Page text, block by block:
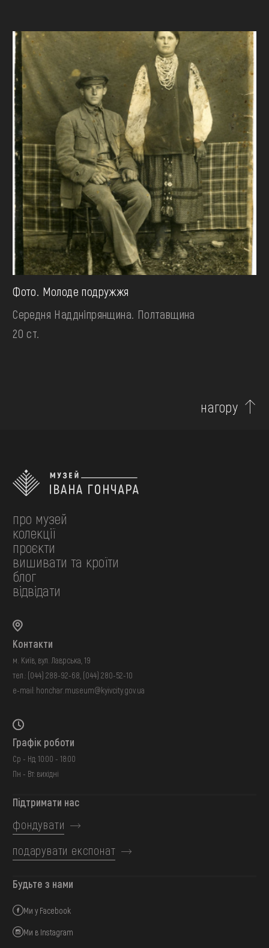
Фото. Молоде подружжя
Середня Наддніпрянщина. Полтавщина
20 ст.
нагору
про музей
колекції
проєкти
вишивати та кроїти
блог
відвідати
Контакти
м. Київ, вул. Лаврська, 19
тел.: (044) 288-92-68 (044) 280-52-10
e-mail: honchar.museum@kyivcity.gov.ua
Графік роботи
Ср - Нд: 10:00 - 18:00
Пн - Вт: вихідні
Підтримати нас
фондувати
подарувати експонат
Будьте з нами
Ми у Facebook
Ми в Instagram